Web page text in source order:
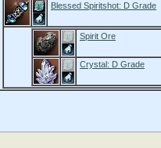
Blessed Spiritshot: D Grade
Spirit Ore
Crystal: D Grade